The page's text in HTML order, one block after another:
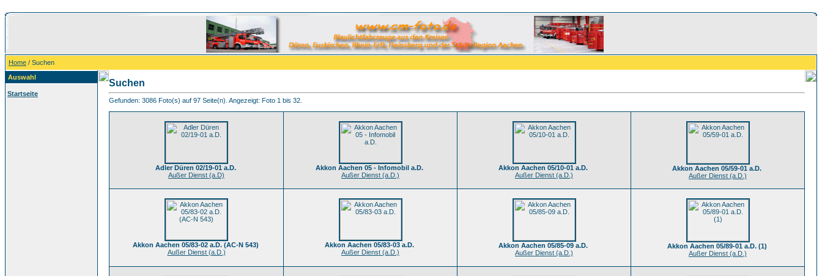
Home / Suchen
Auswahl
Startseite
Suchen
Gefunden: 3086 Foto(s) auf 97 Seite(n). Angezeigt: Foto 1 bis 32.
Adler Düren 02/19-01 a.D.
Außer Dienst (a.D)
Akkon Aachen 05 - Infomobil a.D.
Außer Dienst (a.D.)
Akkon Aachen 05/10-01 a.D.
Außer Dienst (a.D.)
Akkon Aachen 05/59-01 a.D.
Außer Dienst (a.D.)
Akkon Aachen 05/83-02 a.D. (AC-N 543)
Außer Dienst (a.D.)
Akkon Aachen 05/83-03 a.D.
Außer Dienst (a.D.)
Akkon Aachen 05/85-09 a.D.
Außer Dienst (a.D.)
Akkon Aachen 05/89-01 a.D. (1)
Außer Dienst (a.D.)